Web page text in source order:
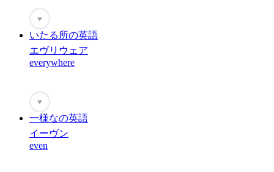
♥
いたる所の英語
エヴリウェア
everywhere
♥
一様なの英語
イーヴン
even